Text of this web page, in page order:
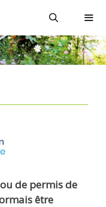
de permis de
être